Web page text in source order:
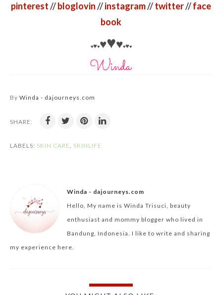
pinterest//bloglovin//instagram//twitter//face
book
♥♥♥♥♥♥♥♥♥
By Winda - dajourneys.com
SHARE:
LABELS: SKIN CARE, SKINLIFE
Winda - dajourneys.com
Hello, My name is Winda Trisuci, beauty
enthusiast and mommy blogger who lived in
Bandung, Indonesia. I like to write and sharing
my experience here.